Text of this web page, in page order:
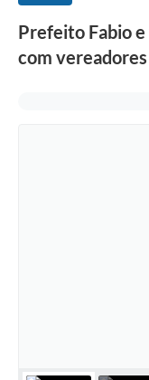
Prefeito Fabio
com vereadores